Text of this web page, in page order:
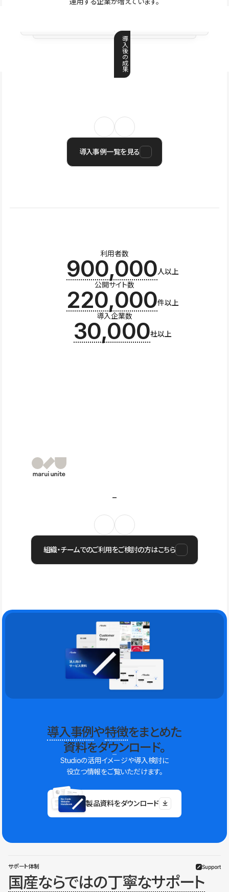
導
入
後
の
成
果
導入事例一覧を見る
利用者数
900,000人以上
公開サイト数
220,000件以上
導入企業数
30,000社以上
組織・チームでのご利用をご検討の方はこちら
導入事例や特徴をまとめた
資料をダウンロード。
Studioの活用イメージや導入検討に
役立つ情報をご覧いただけます。
製品資料をダウンロード
サポート体制 Support
国産ならではの丁寧なサポート